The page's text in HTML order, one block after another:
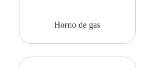
Horno de gas